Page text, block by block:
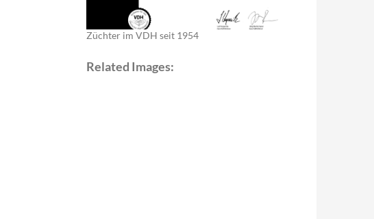
Züchter im VDH seit 1954
Related Images: